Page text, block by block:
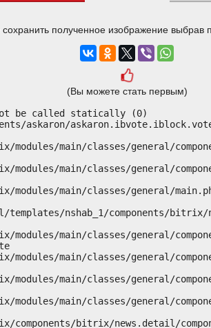
полученное изображение выбрав
(Вы можете стать первым)
be called statically (0)
askaron/